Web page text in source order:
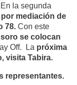
la segunda
mediación de
78. Con este
se colocan
Off. La próxima
visita Tabira.
representantes.